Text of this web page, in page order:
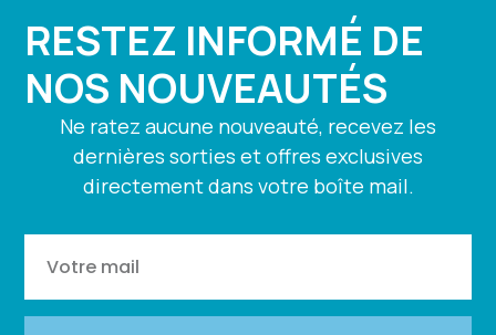
RESTEZ INFORMÉ DE
NOS NOUVEAUTÉS
Ne ratez aucune nouveauté, recevez les
dernières sorties et offres exclusives
directement dans votre boîte mail.